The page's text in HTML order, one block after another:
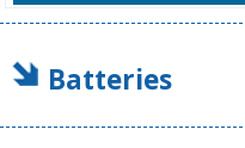
Batteries